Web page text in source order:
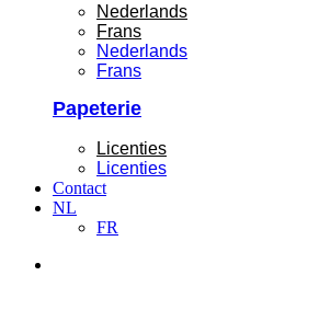
Nederlands
Frans
Nederlands
Frans
Papeterie
Licenties
Licenties
Contact
NL
FR